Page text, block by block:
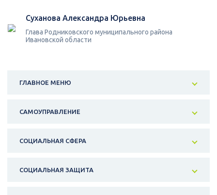
Суханова Александра Юрьевна
Глава Родниковского муниципального района
Ивановской области
ГЛАВНОЕ МЕНЮ
САМОУПРАВЛЕНИЕ
СОЦИАЛЬНАЯ СФЕРА
СОЦИАЛЬНАЯ ЗАЩИТА